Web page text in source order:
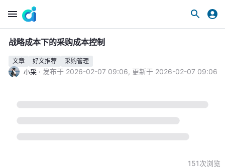
战略成本下的采购成本控制
文章 好文推荐 采购管理
小采 · 发布于 2026-02-07 09:06, 更新于 2026-02-07 09:06
151次浏览